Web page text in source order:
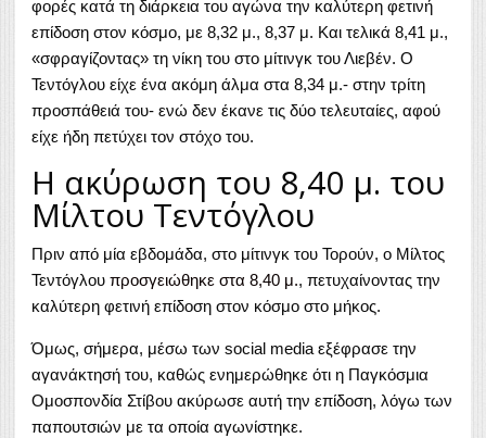
φορές κατά τη διάρκεια του αγώνα την καλύτερη φετινή
επίδοση στον κόσμο, με 8,32 μ., 8,37 μ. Και τελικά 8,41 μ.,
«σφραγίζοντας» τη νίκη του στο μίτινγκ του Λιεβέν. Ο
Τεντόγλου είχε ένα ακόμη άλμα στα 8,34 μ.- στην τρίτη
προσπάθειά του- ενώ δεν έκανε τις δύο τελευταίες, αφού
είχε ήδη πετύχει τον στόχο του.
Η ακύρωση του 8,40 μ. του
Μίλτου Τεντόγλου
Πριν από μία εβδομάδα, στο μίτινγκ του Τορούν, ο Μίλτος
Τεντόγλου προσγειώθηκε στα 8,40 μ., πετυχαίνοντας την
καλύτερη φετινή επίδοση στον κόσμο στο μήκος.
Όμως, σήμερα, μέσω των social media εξέφρασε την
αγανάκτησή του, καθώς ενημερώθηκε ότι η Παγκόσμια
Ομοσπονδία Στίβου ακύρωσε αυτή την επίδοση, λόγω των
παπουτσιών με τα οποία αγωνίστηκε.